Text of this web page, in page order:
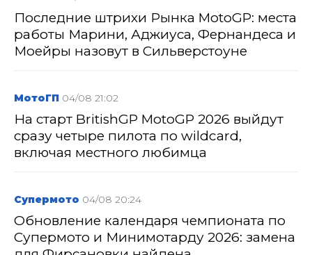
Последние штрихи Рынка MotoGP: места
работы Марини, Аджиуса, Фернандеса и
Моейры назовут в Сильверстоуне
МотоГП 04/08 21:02
На старт BritishGP MotoGP 2026 выйдут
сразу четыре пилота по wildcard,
включая местного любимца
Супермото 04/08 20:24
Обновление календаря чемпионата по
Супермото и Минимотарду 2026: замена